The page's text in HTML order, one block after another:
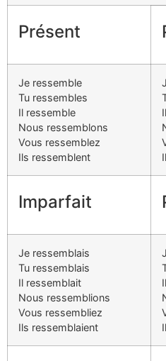
Présent
Je ressemble
Tu ressembles
Il ressemble
Nous ressemblons
Vous ressemblez
Ils ressemblent
Imparfait
Je ressemblais
Tu ressemblais
Il ressemblait
Nous ressemblions
Vous ressembliez
Ils ressemblaient